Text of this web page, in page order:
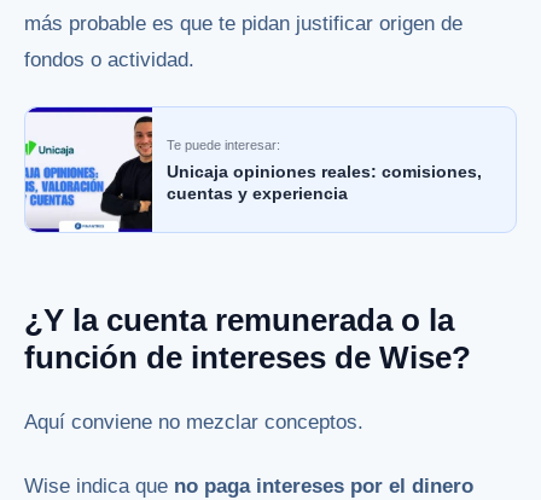
más probable es que te pidan justificar origen de
fondos o actividad.
Te puede interesar:
Unicaja opiniones reales: comisiones,
cuentas y experiencia
¿Y la cuenta remunerada o la
función de intereses de Wise?
Aquí conviene no mezclar conceptos.
Wise indica que no paga intereses por el dinero